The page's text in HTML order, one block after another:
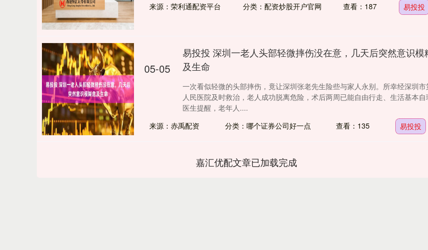
来源：荣利通配资平台 分类：配资炒股开户官网 查看：187 易投投
05-05
易投投 深圳一老人头部轻微摔伤没在意，几天后突然意识模
及生命
一次看似轻微的头部摔伤，竟让深圳张老先生险些与家人永别。所幸经深圳市
人民医院及时救治，老人成功脱离危险，术后两周已能自由行走、生活基本自
医生提醒，老年人....
来源：赤禹配资
分类：哪个证券公司好一点 查看：135 易投投
嘉汇优配文章已加载完成